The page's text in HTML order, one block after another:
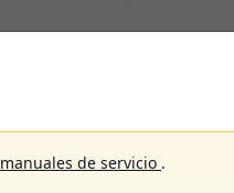
manuales de servicio .